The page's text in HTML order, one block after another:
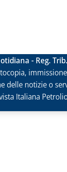
- Reg.
delle notizie o
Italiana